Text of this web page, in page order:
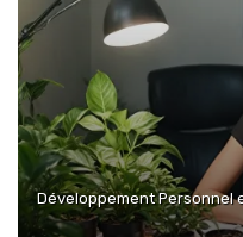
Développement Personnel